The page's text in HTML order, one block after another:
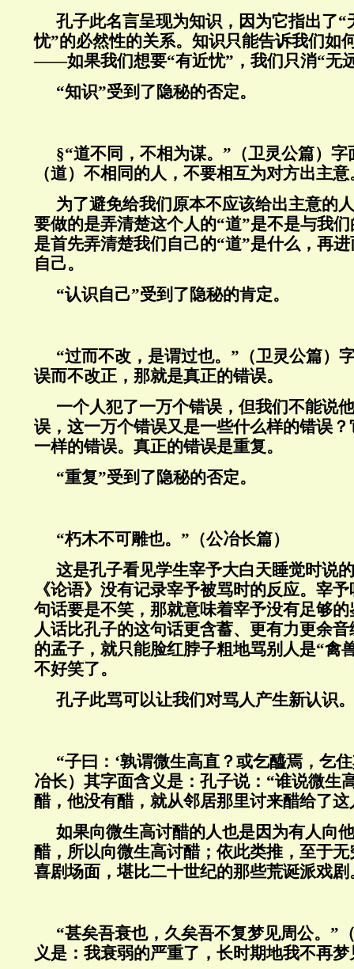
孔子此名言呈现为知识，因为它指出了“
忧”的必然性的关系。知识只能告诉我们如
——如果我们想要“有近忧”，我们只消“无
“知识”受到了隐秘的否定。
§“道不同，不相为谋。”（卫灵公篇）
（道）不相同的人，不要相互为对方出主意
为了避免给我们原本不应该给出主意的
要做的是弄清楚这个人的“道”是不是与我
是首先弄清楚我们自己的“道”是什么，再
自己。
“认识自己”受到了隐秘的肯定。
“过而不改，是谓过也。”（卫灵公篇）
误而不改正，那就是真正的错误。
一个人犯了一万个错误，但我们不能说
误，这一万个错误又是一些什么样的错误
一样的错误。真正的错误是重复。
“重复”受到了隐秘的否定。
“朽木不可雕也。”（公冶长篇）
这是孔子看见学生宰予大白天睡觉时说
《论语》没有记录宰予被骂时的反应。宰
句话要是不笑，那就意味着宰予没有足够
人话比孔子的这句话更含蓄、更有力更余
的孟子，就只能脸红脖子粗地骂别人是“禽
不好笑了。
孔子此骂可以让我们对骂人产生新认识。
“子曰： ‘孰谓微生高直？或乞醯焉，乞
冶长）其字面含义是：孔子说： “谁说微生
醋，他没有醋，就从邻居那里讨来醋给了这
如果向微生高讨醋的人也是因为有人向
醋，所以向微生高讨醋；依此类推，至于
喜剧场面，堪比二十世纪的那些荒诞派戏剧
“甚矣吾衰也，久矣吾不复梦见周公。”
义是：我衰弱的严重了，长时期地我不再